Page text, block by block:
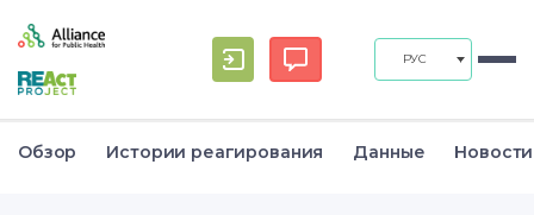
РУС
Обзор Истории реагирования Данные Новости